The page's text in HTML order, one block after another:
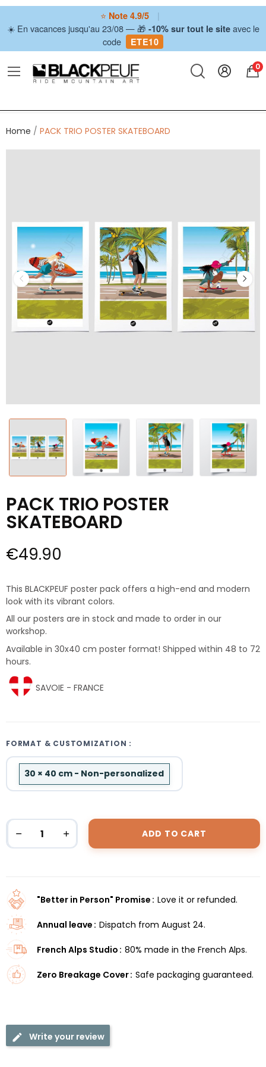
⭐ Note 4.9/5
|
☀️ En vacances jusqu'au 23/08 — 🎁 -10% sur tout le siteavec le
code
ETE10
0
Home PACK TRIO POSTER SKATEBOARD
PACK TRIO POSTER
SKATEBOARD
€49.90
This BLACKPEUF poster pack offers a high-end and modern
look with its vibrant colors.
All our posters are in stock and made to order in our
workshop.
Available in 30x40 cm poster format! Shipped within 48 to 72
hours.
SAVOIE - FRANCE
FORMAT & CUSTOMIZATION :
30 × 40 cm - Non-personalized
ADD TO CART
"Better in Person" Promise Love it or refunded.
Annual leave Dispatch from August 24.
French Alps Studio 80% made in the French Alps.
Zero Breakage Cover Safe packaging guaranteed.
Write your review